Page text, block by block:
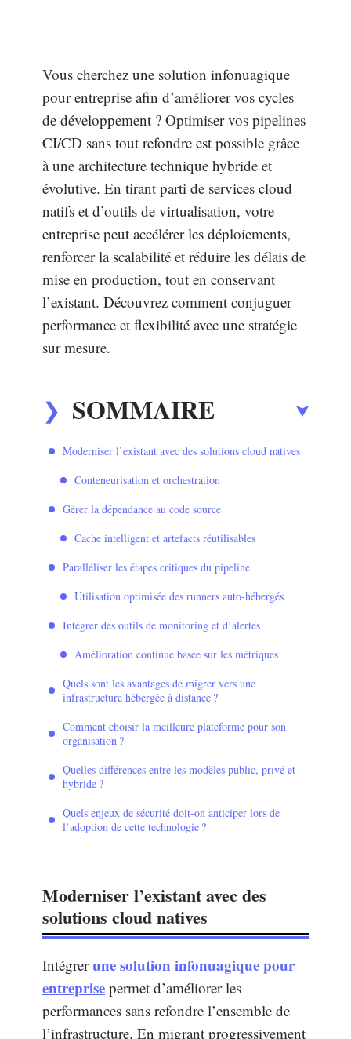
Vous cherchez une solution infonuagique
pour entreprise afin d’améliorer vos cycles
de développement ? Optimiser vos pipelines
CI/CD sans tout refondre est possible grâce
à une architecture technique hybride et
évolutive. En tirant parti de services cloud
natifs et d’outils de virtualisation, votre
entreprise peut accélérer les déploiements,
renforcer la scalabilité et réduire les délais de
mise en production, tout en conservant
l’existant. Découvrez comment conjuguer
performance et flexibilité avec une stratégie
sur mesure.
SOMMAIRE
Moderniser l’existant avec des solutions cloud natives
Conteneurisation et orchestration
Gérer la dépendance au code source
Cache intelligent et artefacts réutilisables
Paralléliser les étapes critiques du pipeline
Utilisation optimisée des runners auto-hébergés
Intégrer des outils de monitoring et d’alertes
Amélioration continue basée sur les métriques
Quels sont les avantages de migrer vers une
infrastructure hébergée à distance ?
Comment choisir la meilleure plateforme pour son
organisation ?
Quelles différences entre les modèles public, privé et
hybride ?
Quels enjeux de sécurité doit-on anticiper lors de
l’adoption de cette technologie ?
Moderniser l’existant avec des
solutions cloud natives
Intégrerune solution infonuagique pour
entreprise permet d’améliorer les
performances sans refondre l’ensemble de
l’infrastructure. En migrant progressivement